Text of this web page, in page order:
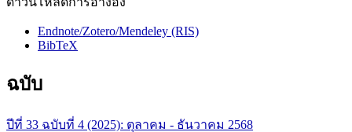
Endnote/Zotero/Mendeley (RIS)
BibTeX
ฉบับ
ปีที่ 33 ฉบับที่ 4 (2025): ตุลาคม - ธันวาคม 2568